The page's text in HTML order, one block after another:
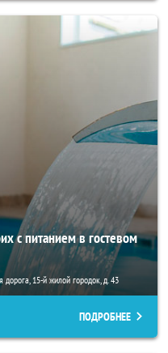
с питанием в гостевом
дорога, 15-й жилой городок, д. 43
ПОДРОБНЕЕ